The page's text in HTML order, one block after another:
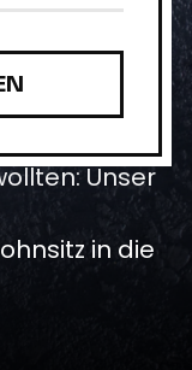
in die
Unser
in die